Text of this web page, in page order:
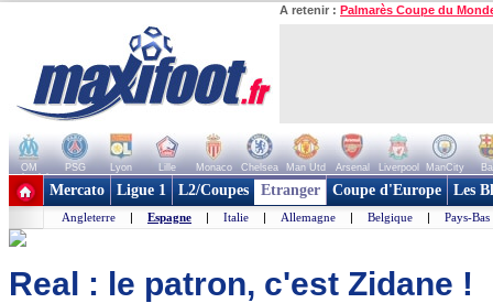
A retenir : Palmarès Coupe du
OM PSG Lyon Lille Monaco Chelsea Man Utd Arsenal Liverpool ManCity
+ de clubs
Mercato Ligue 1 L2/Coupes Etranger Coupe d'Europe Les
Angleterre | Espagne | Italie | Allemagne | Belgique | Pays-Bas
Real : le patron, c'est Zidane !